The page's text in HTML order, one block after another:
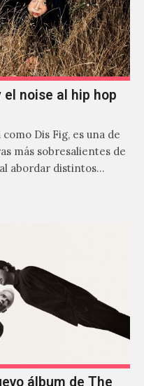
el noise al hip hop
Dis Fig, es una de
más sobresalientes de
abordar distintos
álbum de The